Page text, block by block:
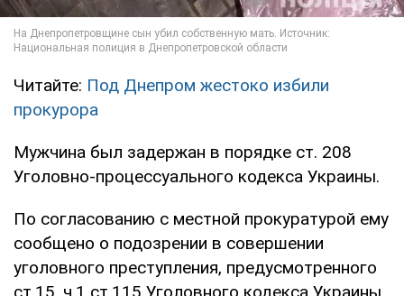
Читайте: Под Днепром жестоко избили
прокурора
Мужчина был задержан в порядке ст. 208
Уголовно-процессуального кодекса Украины.
По согласованию с местной прокуратурой ему
сообщено о подозрении в совершении
уголовного преступления, предусмотренного
ст.15, ч.1 ст.115 Уголовного кодекса Украины